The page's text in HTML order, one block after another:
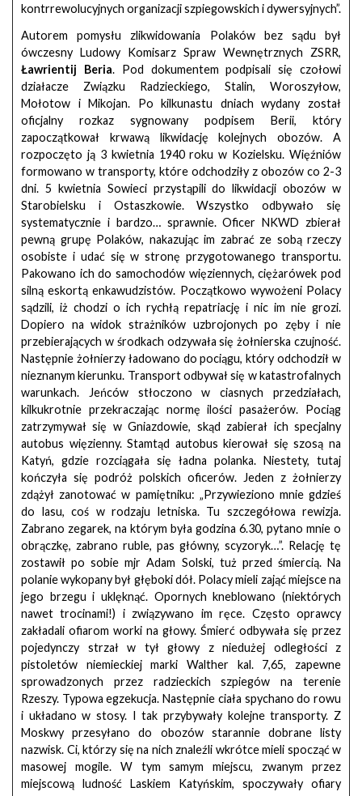
kontrrewolucyjnych organizacji szpiegowskich i dywersyjnych”.
Autorem pomysłu zlikwidowania Polaków bez sądu był
ówczesny Ludowy Komisarz Spraw Wewnętrznych ZSRR,
Ławrientij Beria. Pod dokumentem podpisali się czołowi
działacze Związku Radzieckiego, Stalin, Woroszyłow,
Mołotow i Mikojan. Po kilkunastu dniach wydany został
oficjalny rozkaz sygnowany podpisem Berii, który
zapoczątkował krwawą likwidację kolejnych obozów. A
rozpoczęto ją 3 kwietnia 1940 roku w Kozielsku. Więźniów
formowano w transporty, które odchodziły z obozów co 2-3
dni. 5 kwietnia Sowieci przystąpili do likwidacji obozów w
Starobielsku i Ostaszkowie. Wszystko odbywało się
systematycznie i bardzo… sprawnie. Oficer NKWD zbierał
pewną grupę Polaków, nakazując im zabrać ze sobą rzeczy
osobiste i udać się w stronę przygotowanego transportu.
Pakowano ich do samochodów więziennych, ciężarówek pod
silną eskortą enkawudzistów. Początkowo wywożeni Polacy
sądzili, iż chodzi o ich rychłą repatriację i nic im nie grozi.
Dopiero na widok strażników uzbrojonych po zęby i nie
przebierających w środkach odzywała się żołnierska czujność.
Następnie żołnierzy ładowano do pociągu, który odchodził w
nieznanym kierunku. Transport odbywał się w katastrofalnych
warunkach. Jeńców stłoczono w ciasnych przedziałach,
kilkukrotnie przekraczając normę ilości pasażerów. Pociąg
zatrzymywał się w Gniazdowie, skąd zabierał ich specjalny
autobus więzienny. Stamtąd autobus kierował się szosą na
Katyń, gdzie rozciągała się ładna polanka. Niestety, tutaj
kończyła się podróż polskich oficerów. Jeden z żołnierzy
zdążył zanotować w pamiętniku: „Przywieziono mnie gdzieś
do lasu, coś w rodzaju letniska. Tu szczegółowa rewizja.
Zabrano zegarek, na którym była godzina 6.30, pytano mnie o
obrączkę, zabrano ruble, pas główny, scyzoryk…”. Relację tę
zostawił po sobie mjr Adam Solski, tuż przed śmiercią. Na
polanie wykopany był głęboki dół. Polacy mieli zająć miejsce na
jego brzegu i uklęknąć. Opornych kneblowano (niektórych
nawet trocinami!) i związywano im ręce. Często oprawcy
zakładali ofiarom worki na głowy. Śmierć odbywała się przez
pojedynczy strzał w tył głowy z niedużej odległości z
pistoletów niemieckiej marki Walther kal. 7,65, zapewne
sprowadzonych przez radzieckich szpiegów na terenie
Rzeszy. Typowa egzekucja. Następnie ciała spychano do rowu
i układano w stosy. I tak przybywały kolejne transporty. Z
Moskwy przesyłano do obozów starannie dobrane listy
nazwisk. Ci, którzy się na nich znaleźli wkrótce mieli spocząć w
masowej mogile. W tym samym miejscu, zwanym przez
miejscową ludność Laskiem Katyńskim, spoczywały ofiary